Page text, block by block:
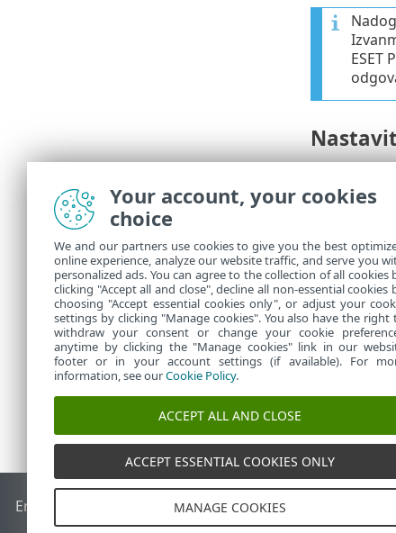
ESET
1. Provjerite
ploča
3.
4.
End of Life ESET-ova baza znanjaESET-ov forum ESET
Your account, your cookies
choice
We and our partners use cookies to give you the best
online experience, analyze our website traffic, and serve you
personalized ads. You can agree to the collection of all cookies
clicking "Accept all and close", decline all non-essential cookies
choosing "Accept essential cookies only", or adjust your
settings by clicking "Manage cookies". You also have the right
withdraw your consent or change your cookie
anytime by clicking the "Manage cookies" link in our
footer or in your account settings (if available). For
information, see ourCookie Policy.
ACCEPT ALL AND CLOSE
ACCEPT ESSENTIAL COOKIES ONLY
MANAGE COOKIES